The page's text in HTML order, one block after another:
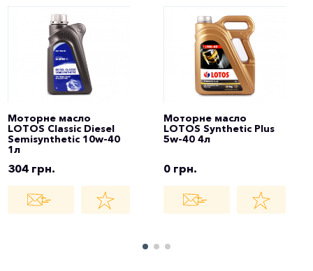
Моторне масло
LOTOS Classic Diesel
Semisynthetic 10w-40
1л
304 грн.
Моторне масло
LOTOS Synthetic Plus
5w-40 4л
0 грн.